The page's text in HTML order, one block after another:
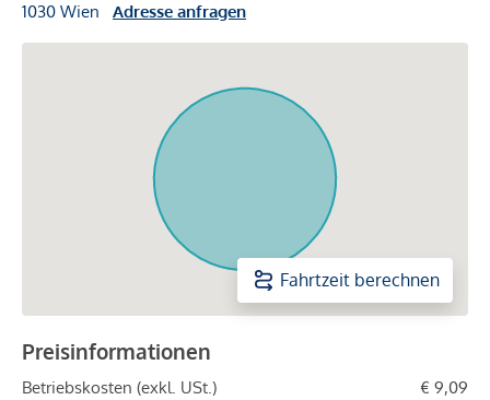
1030 Wien Adresse anfragen
Fahrtzeit berechnen
Preisinformationen
Betriebskosten (exkl. USt.)
€ 9,09